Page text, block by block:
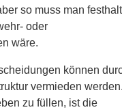
so muss man
oder
wäre.​
können
vermieden
zu füllen, ist die